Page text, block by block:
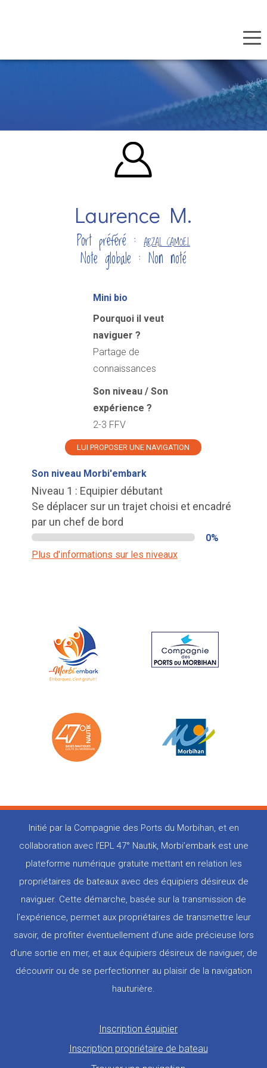
Laurence M.
Port préféré : ARZAL CAMOEL
Note globale : Non noté
Mini bio
Pourquoi il veut
naviguer ?
Partage de
connaissances
Son niveau / Son
expérience ?
2-3 FFV
LUI PROPOSER UNE NAVIGATION
Son niveau Morbi'embark
Niveau 1 : Equipier débutant
Se déplacer sur un trajet choisi et encadré
par un chef de bord
0%
Plus d'informations sur les niveaux
Initié par la Compagnie des Ports du Morbihan, et en
collaboration avec l’EPL 47° Nautik, Morbi’embark est une
plateforme numérique gratuite mettant en relation les
propriétaires de bateaux avec des équipiers désireux de
naviguer. Cette démarche, basée sur la transmission de
l’expérience, permet aux propriétaires de transmettre leur
savoir, de profiter éventuellement d’une aide précieuse lors
d’une sortie en mer, et aux équipiers désireux de naviguer, de
découvrir ou de se perfectionner au plaisir de la navigation
hauturière.
Inscription équipier
Inscription propriétaire de bateau